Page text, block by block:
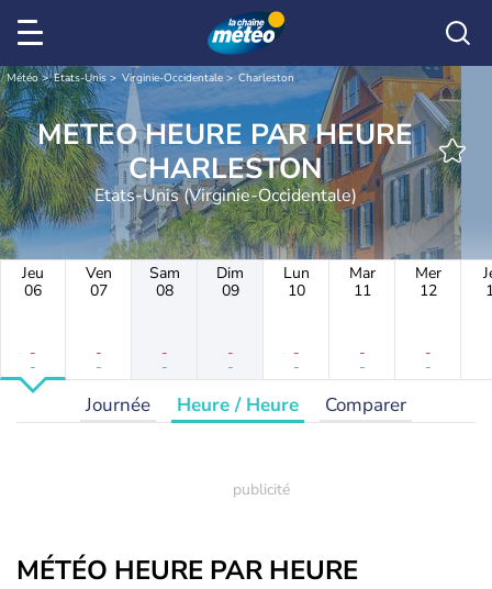
Météo Etats-Unis Virginie-Occidentale Charleston
METEO HEURE PAR HEURE
CHARLESTON
Etats-Unis (Virginie-Occidentale)
Jeu
06
-
-
Ven
07
-
-
Sam
08
-
-
Dim
09
-
-
Lun
10
-
-
Mar
11
-
-
Mer
12
-
-
Journée Heure / Heure Comparer
MÉTÉO HEURE PAR HEURE